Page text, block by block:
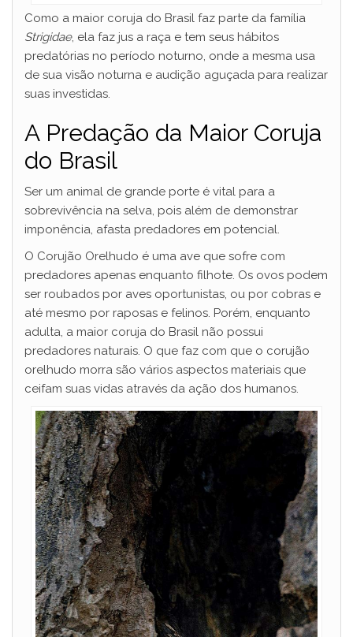
Como a maior coruja do Brasil faz parte da família
Strigidae, ela faz jus a raça e tem seus hábitos
predatórias no período noturno, onde a mesma usa
de sua visão noturna e audição aguçada para realizar
suas investidas.
A Predação da Maior Coruja
do Brasil
Ser um animal de grande porte é vital para a
sobrevivência na selva, pois além de demonstrar
imponência, afasta predadores em potencial.
O Corujão Orelhudo é uma ave que sofre com
predadores apenas enquanto filhote. Os ovos podem
ser roubados por aves oportunistas, ou por cobras e
até mesmo por raposas e felinos. Porém, enquanto
adulta, a maior coruja do Brasil não possui
predadores naturais. O que faz com que o corujão
orelhudo morra são vários aspectos materiais que
ceifam suas vidas através da ação dos humanos.